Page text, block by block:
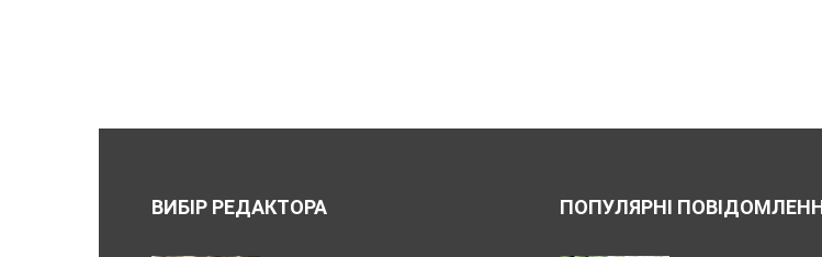
ВИБІР РЕДАКТОРА ПОПУЛЯРНІ